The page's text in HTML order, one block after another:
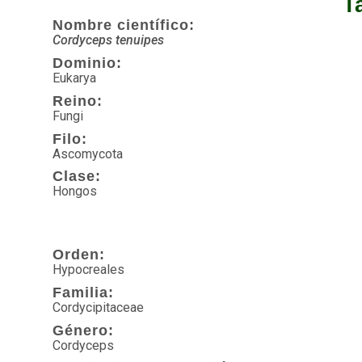
Nombre científico:
Cordyceps tenuipes
Dominio:
Eukarya
Reino:
Fungi
Filo:
Ascomycota
Clase:
Hongos
Orden:
Hypocreales
Familia:
Cordycipitaceae
Género:
Cordyceps